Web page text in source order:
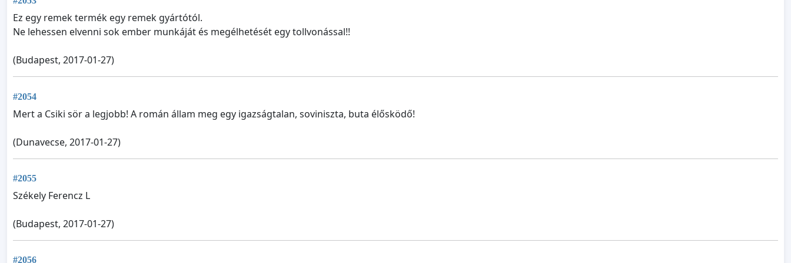
Ez egy remek termék egy remek gyártótól.
Ne lehessen elvenni sok ember munkáját és megélhetését egy tollvonással!!
(Budapest, 2017-01-27)
#2054
Mert a Csiki sör a legjobb! A román állam meg egy igazságtalan, soviniszta, buta élősködő!
(Dunavecse, 2017-01-27)
#2055
Székely Ferencz L
(Budapest, 2017-01-27)
#2056